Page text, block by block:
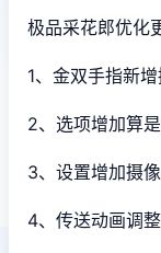
极品采花郎优化
1、金双手指新
2、选项增加算
3、设置增加摄
4、传送动画调